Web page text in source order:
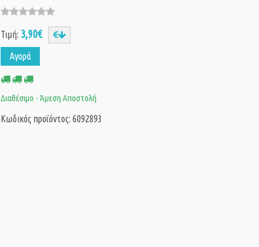
Τιμή: 3,90€
Αγορά
Διαθέσιμο - Άμεση Αποστολή
Κωδικός προϊόντος: 6092893